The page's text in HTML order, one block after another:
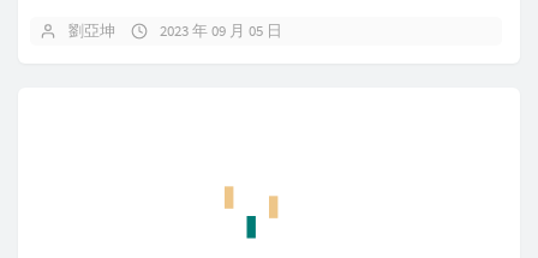
劉亞坤 2023 年 09 月 05 日